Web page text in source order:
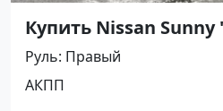
Купить Nissan Sunny
(1400/75 л.с.) Бензин
Тамань цвет
460000 рублей,
Руль Правый
АКПП